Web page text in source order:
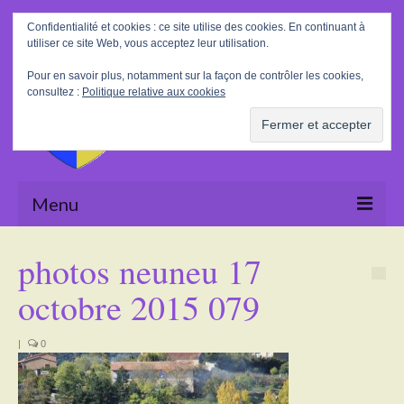
Rechercher
:
Menu
La Mairie
Tourisme
photos neuneu 17
octobre 2015 079
| 0
Confidentialité et cookies : ce site utilise des cookies. En continuant à
utiliser ce site Web, vous acceptez leur utilisation.
Pour en savoir plus, notamment sur la façon de contrôler les cookies,
consultez : Politique relative aux cookies